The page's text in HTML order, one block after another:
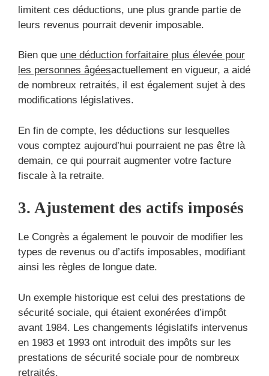
limitent ces déductions, une plus grande partie de
leurs revenus pourrait devenir imposable.
Bien que une déduction forfaitaire plus élevée pour
les personnes âgéesactuellement en vigueur, a aidé
de nombreux retraités, il est également sujet à des
modifications législatives.
En fin de compte, les déductions sur lesquelles
vous comptez aujourd’hui pourraient ne pas être là
demain, ce qui pourrait augmenter votre facture
fiscale à la retraite.
3. Ajustement des actifs imposés
Le Congrès a également le pouvoir de modifier les
types de revenus ou d’actifs imposables, modifiant
ainsi les règles de longue date.
Un exemple historique est celui des prestations de
sécurité sociale, qui étaient exonérées d’impôt
avant 1984. Les changements législatifs intervenus
en 1983 et 1993 ont introduit des impôts sur les
prestations de sécurité sociale pour de nombreux
retraités.